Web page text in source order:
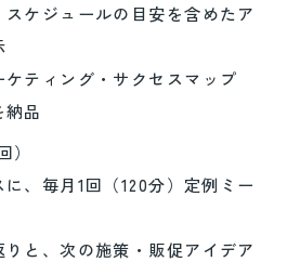
スケジュールの目安を含めたア
ケティング・サクセスマップ
納品
に、毎月1回（120分）定例ミー
りと、次の施策・販促アイデア